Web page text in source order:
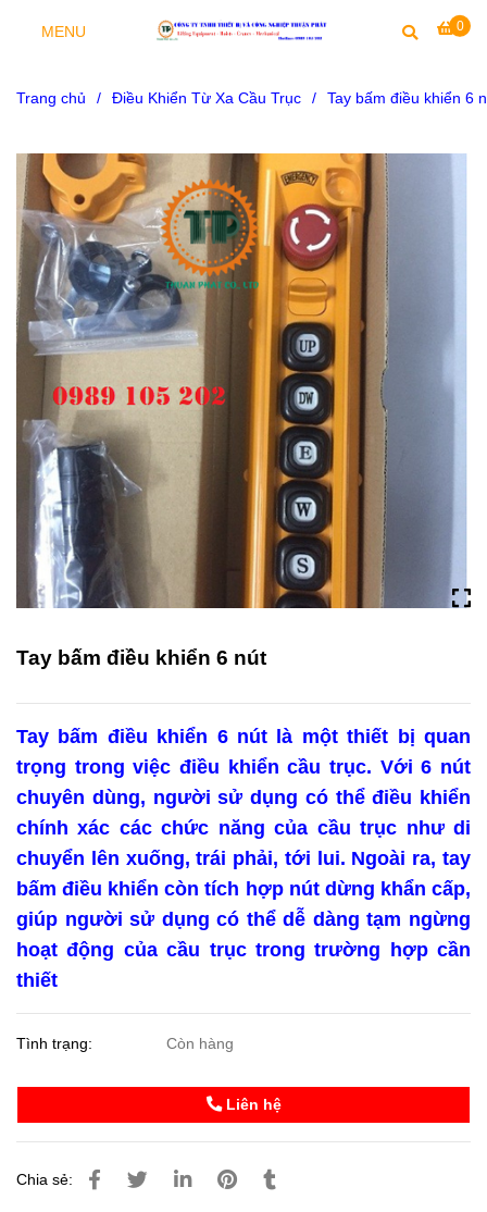
0
MENU
Trang chủ / Điều Khiển Từ Xa Cầu Trục / Tay bấm điều khiển 6
Tay bấm điều khiển 6 nút
Tay bấm điều khiển 6 nút là một thiết bị quan
trọng trong việc điều khiển cầu trục. Với 6 nút
chuyên dùng, người sử dụng có thể điều khiển
chính xác các chức năng của cầu trục như di
chuyển lên xuống, trái phải, tới lui. Ngoài ra, tay
bấm điều khiển còn tích hợp nút dừng khẩn cấp,
giúp người sử dụng có thể dễ dàng tạm ngừng
hoạt động của cầu trục trong trường hợp cần
thiết
Tình trạng: Còn hàng
Liên hệ
Chia sẻ: